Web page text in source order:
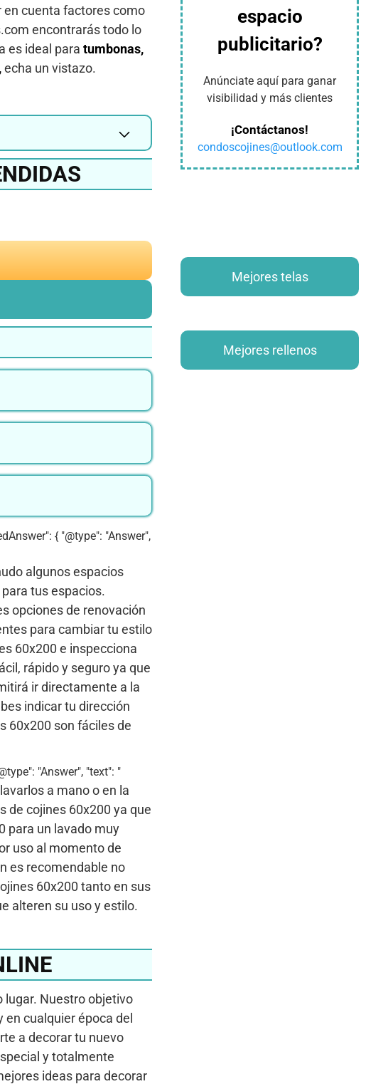
en cuenta factores como
encontrarás todo lo
es ideal para tumbonas,
echa un vistazo.
{ "@type": "Answer",
algunos espacios
tus espacios.
opciones de renovación
para cambiar tu estilo
60x200 e inspecciona
rápido y seguro ya que
ir directamente a la
indicar tu dirección
60x200 son fáciles de
"Answer", "text": "
a mano o en la
de cojines 60x200 ya que
para un lavado muy
uso al momento de
es recomendable no
60x200 tanto en sus
alteren su uso y estilo.
lugar. Nuestro objetivo
en cualquier época del
a decorar tu nuevo
y totalmente
ideas para decorar
espacio
publicitario?
Anúnciate aquí para ganar
visibilidad y más clientes
¡Contáctanos!
condoscojines@outlook.com
Mejores telas
Mejores rellenos